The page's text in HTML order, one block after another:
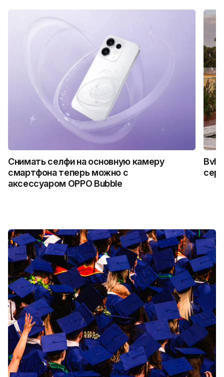
Снимать селфи на основную камеру
смартфона теперь можно с
аксессуаром OPPO Bubble